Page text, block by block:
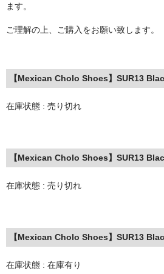
ます。
ご理解の上、ご購入をお願い致します。
【Mexican Cholo Shoes】SUR13
在庫状態 : 売り切れ
【Mexican Cholo Shoes】SUR13
在庫状態 : 売り切れ
【Mexican Cholo Shoes】SUR13
在庫状態 : 在庫有り